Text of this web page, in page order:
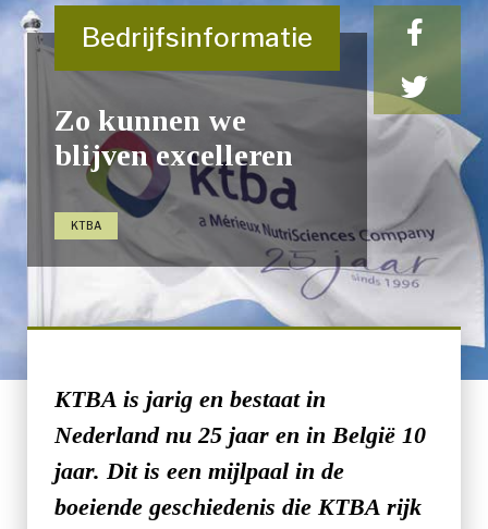
Bedrijfsinformatie
Zo kunnen we
blijven excelleren
KTBA
KTBA is jarig en bestaat in
Nederland nu 25 jaar en in België 10
jaar. Dit is een mijlpaal in de
boeiende geschiedenis die KTBA rijk